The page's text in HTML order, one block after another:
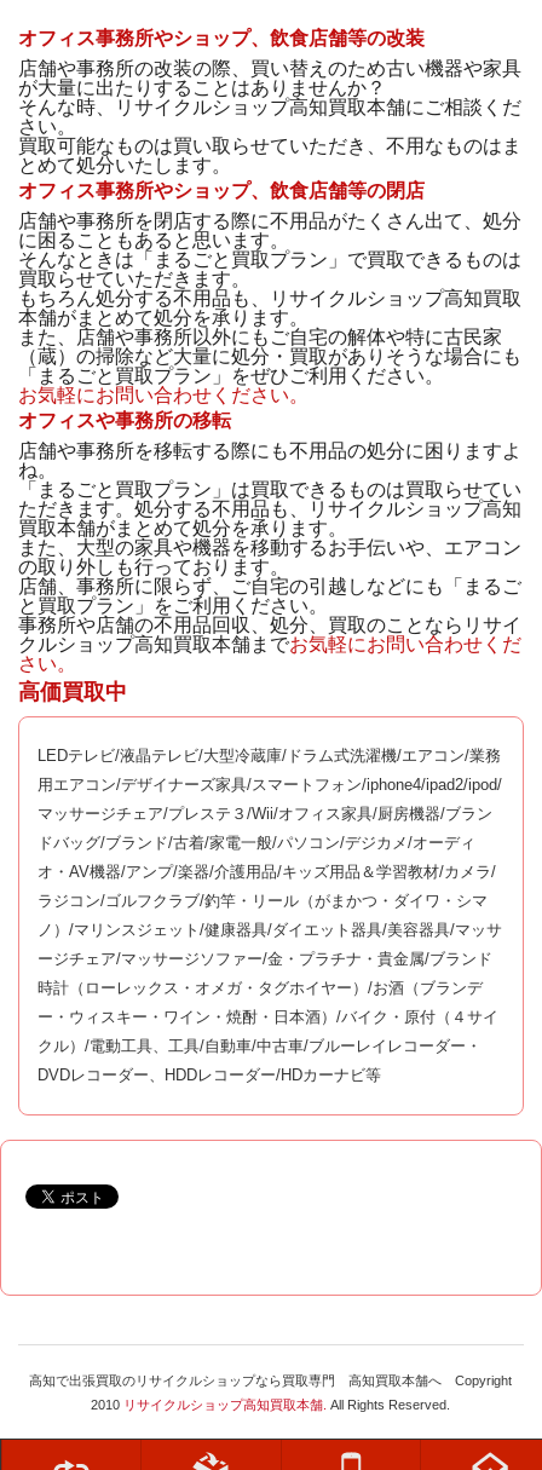
オフィス事務所やショップ、飲食店舗等の改装
店舗や事務所の改装の際、買い替えのため古い機器や家具
が大量に出たりすることはありませんか？
そんな時、リサイクルショップ高知買取本舗にご相談くだ
さい。
買取可能なものは買い取らせていただき、不用なものはま
とめて処分いたします。
オフィス事務所やショップ、飲食店舗等の閉店
店舗や事務所を閉店する際に不用品がたくさん出て、処分
に困ることもあると思います。
そんなときは「まるごと買取プラン」で買取できるものは
買取らせていただきます。
もちろん処分する不用品も、リサイクルショップ高知買取
本舗がまとめて処分を承ります。
また、店舗や事務所以外にもご自宅の解体や特に古民家
（蔵）の掃除など大量に処分・買取がありそうな場合にも
「まるごと買取プラン」をぜひご利用ください。
お気軽にお問い合わせください。
オフィスや事務所の移転
店舗や事務所を移転する際にも不用品の処分に困りますよ
ね。
「まるごと買取プラン」は買取できるものは買取らせてい
ただきます。処分する不用品も、リサイクルショップ高知
買取本舗がまとめて処分を承ります。
また、大型の家具や機器を移動するお手伝いや、エアコン
の取り外しも行っております。
店舗、事務所に限らず、ご自宅の引越しなどにも「まるご
と買取プラン」をご利用ください。
事務所や店舗の不用品回収、処分、買取のことならリサイ
クルショップ高知買取本舗までお気軽にお問い合わせくだ
さい。
高価買取中
LEDテレビ/液晶テレビ/大型冷蔵庫/ドラム式洗濯機/エアコン/業務
用エアコン/デザイナーズ家具/スマートフォン/iphone4/ipad2/ipod/
マッサージチェア/プレステ３/Wii/オフィス家具/厨房機器/ブラン
ドバッグ/ブランド/古着/家電一般/パソコン/デジカメ/オーディ
オ・AV機器/アンプ/楽器/介護用品/キッズ用品＆学習教材/カメラ/
ラジコン/ゴルフクラブ/釣竿・リール（がまかつ・ダイワ・シマ
ノ）/マリンスジェット/健康器具/ダイエット器具/美容器具/マッサ
ージチェア/マッサージソファー/金・プラチナ・貴金属/ブランド
時計（ローレックス・オメガ・タグホイヤー）/お酒（ブランデ
ー・ウィスキー・ワイン・焼酎・日本酒）/バイク・原付（４サイ
クル）/電動工具、工具/自動車/中古車/ブルーレイレコーダー・
DVDレコーダー、HDDレコーダー/HDカーナビ等
高知で出張買取のリサイクルショップなら買取専門 高知買取本舗へ Copyright
2010 リサイクルショップ高知買取本舗. All Rights Reserved.